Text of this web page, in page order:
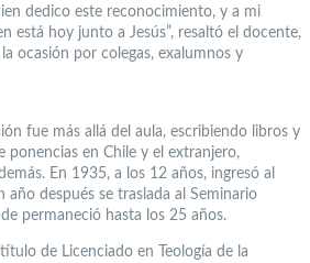
dedico este reconocimiento, y a mi
está hoy junto a Jesús”, resaltó el docente,
ocasión por colegas, exalumnos y
fue más allá del aula, escribiendo libros y
ponencias en Chile y el extranjero,
En 1935, a los 12 años, ingresó al
año después se traslada al Seminario
permaneció hasta los 25 años.
de Licenciado en Teología de la